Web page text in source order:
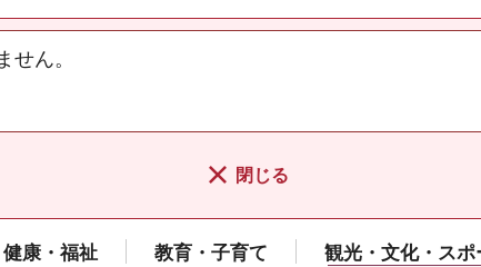
せん。
閉じる
健康・福祉 教育・子育て 観光・文化・スポ